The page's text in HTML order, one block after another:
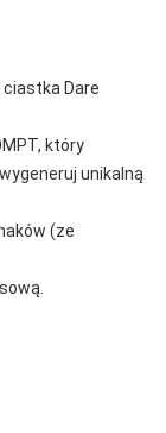
ciastka Dare
który
unikalną
(ze